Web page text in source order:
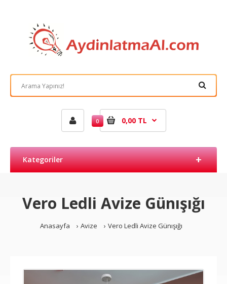
0 0,00 TL
Kategoriler
Vero Ledli Avize Günışığı
Anasayfa Avize Vero Ledli Avize Günışığı